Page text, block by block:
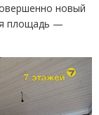
новый
площадь —